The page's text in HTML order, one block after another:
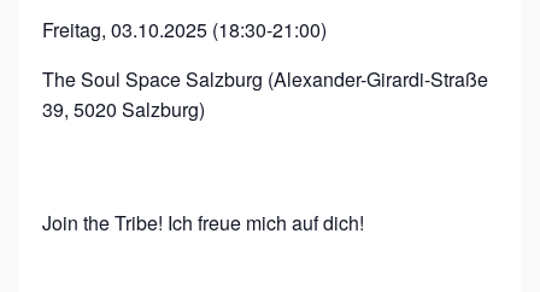
Freitag, 03.10.2025 (18:30-21:00)
The Soul Space Salzburg (Alexander-Girardi-Straße
39, 5020 Salzburg)
Join the Tribe! Ich freue mich auf dich!